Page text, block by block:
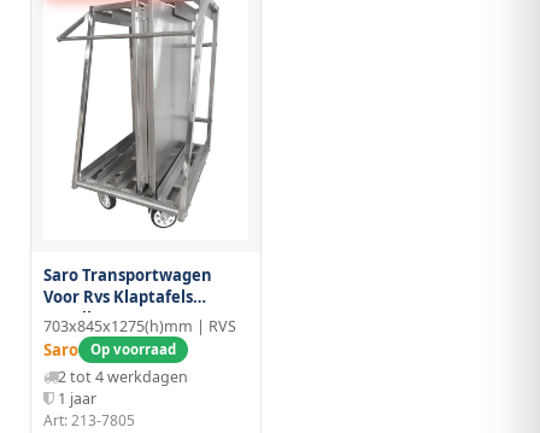
Saro Transportwagen
Voor Rvs Klaptafels
Capella
703x845x1275(h)mm | RVS
Saro Op voorraad
2 tot 4 werkdagen
1 jaar
Art: 213-7805